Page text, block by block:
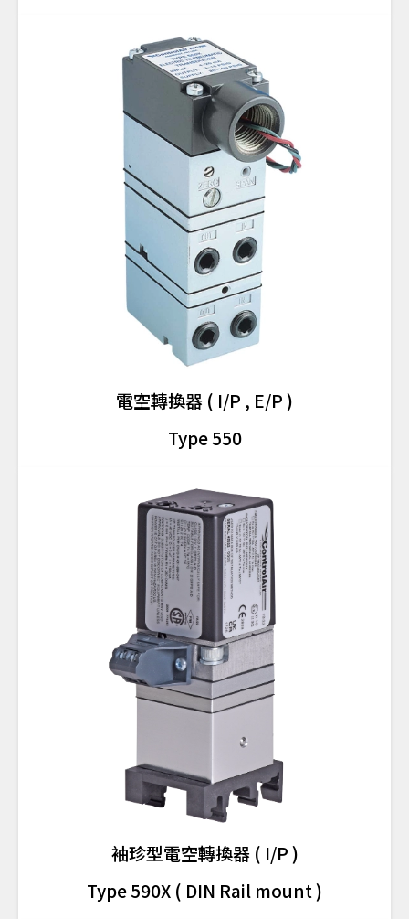
電空轉換器 ( I/P , E/P )
Type 550
袖珍型電空轉換器 ( I/P )
Type 590X ( DIN Rail mount )